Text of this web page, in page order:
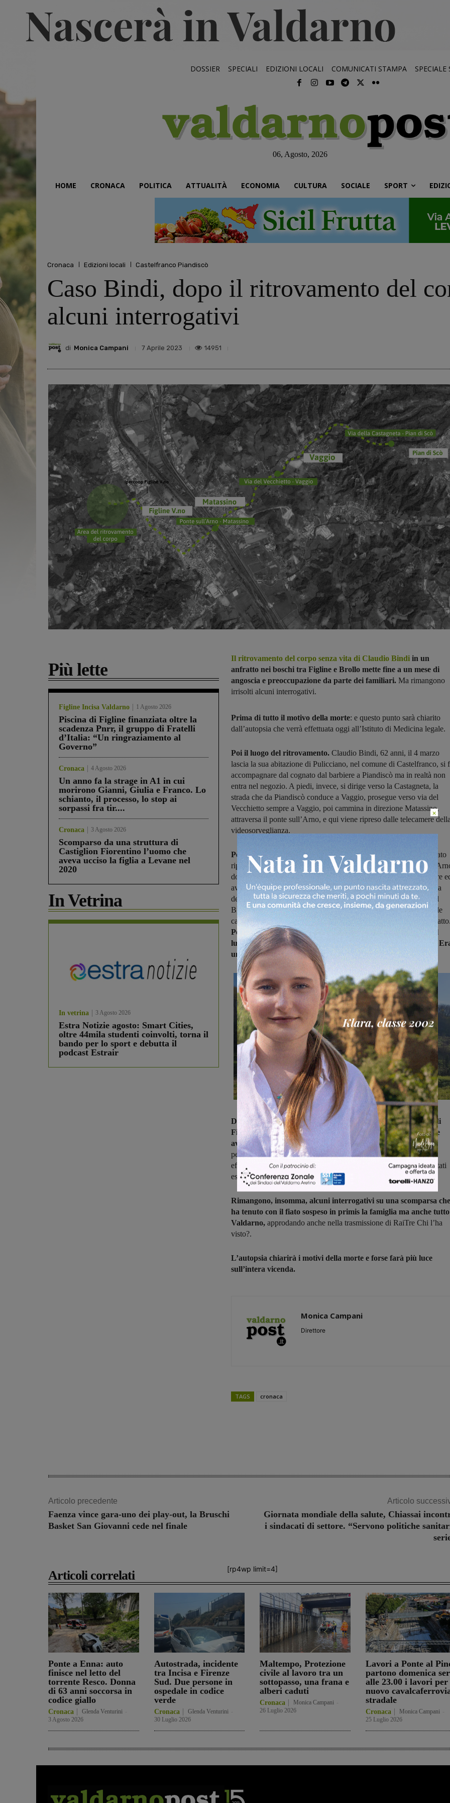
DOSSIER SPECIALI EDIZIONI LOCALI COMUNICATI STAMPA SPECIALE
06, Agosto, 2026
HOME CRONACA POLITICA ATTUALITÀ ECONOMIA CULTURA SOCIALE SPORT
Cronaca Edizioni locali Castelfranco Piandiscò
Caso Bindi, dopo il ritrovamento del
alcuni interrogativi
di Monica Campani 7 Aprile 2023 14951
Più lette
Figline Incisa Valdarno 1 Agosto 2026
Piscina di Figline finanziata oltre la
scadenza Pnrr, il gruppo di Fratelli
d’Italia: “Un ringraziamento al
Governo”
Cronaca 4 Agosto 2026
Un anno fa la strage in A1 in cui
morirono Gianni, Giulia e Franco. Lo
schianto, il processo, lo stop ai
sorpassi fra tir....
Cronaca 3 Agosto 2026
Scomparso da una struttura di
Castiglion Fiorentino l’uomo che
aveva ucciso la figlia a Levane nel
2020
In Vetrina
In vetrina 3 Agosto 2026
Estra Notizie agosto: Smart Cities,
oltre 44mila studenti coinvolti, torna il
bando per lo sport e debutta il
podcast Estrair
Il ritrovamento del corpo senza vita di Claudio Bindi in un
anfratto nei boschi tra Figline e Brollo mette fine a un mese di
angoscia e preoccupazione da parte dei familiari. Ma rimangono
irrisolti alcuni interrogativi.
Prima di tutto il motivo della morte: e questo punto sarà chiarito
dall’autopsia che verrà effettuata oggi all’Istituto di Medicina legale.
Poi il luogo del ritrovamento. Claudio Bindi, 62 anni, il 4 marzo
lascia la sua abitazione di Pulicciano, nel comune di Castelfranco, si
accompagnare dal cognato dal barbiere a Piandiscò ma in realtà non
entra nel negozio. A piedi, invece, si dirige verso la Castagneta, la
strada che da Piandiscò conduce a Vaggio, prosegue verso via del
Vecchietto sempre a Vaggio, poi cammina in direzione Matassino,
attraversa il ponte sull’Arno, e qui viene ripreso dalle telecamere
videosorveglianza.
Per raggiungere Figline ha tre opzioni: la SR69, ma sarebbe stato
ripreso da altre telecamere e non risulta, la variantina, e gli argini
dove però, il sabato soprattutto, ci sono tante persone a passeggiare
avrebbero potuto vederlo. Di sicuro passa dalla rotatoria all’altezza
della Coop e continua a camminare verso la strada che conduce al
Brollo e a Poggio alla Croce. Si ferma molto prima all’altezza delle
casse di espansione, si dirige verso il bosco e si sistema in un
Perchè? Perchè avrebbe raggiunto si sarebbe fermato in quel
luogo che si trova dalla parte opposta dalla quale proveniva?
una zona che conosceva?
Dove è stato ritrovato il corpo i carabinieri della compagnia di
Figline non trovano documenti o la carta di credito che invece
avrebbe avuto con sé. Le condizioni del corpo non ne hanno
permesso il riconoscimento per questo i familiari hanno dovuto
effettuare il triste rito del riconoscimento degli abiti che sono risultati
essere quelli che indossava al momento della scomparsa.
Rimangono, insomma, alcuni interrogativi su una scomparsa che
ha tenuto con il fiato sospeso in primis la famiglia ma anche
Valdarno, approdando anche nella trasmissione di RaiTre Chi l’ha
visto?.
L’autopsia chiarirà i motivi della morte e forse farà più luce
sull’intera vicenda.
Monica Campani
Direttore
TAGS cronaca
Articolo precedente
Faenza vince gara-uno dei play-out, la Bruschi
Basket San Giovanni cede nel finale
Articolo
Giornata mondiale della salute, Chiassai
i sindacati di settore. “Servono politiche
[rp4wp limit=4]
Articoli correlati
Ponte a Enna: auto
finisce nel letto del
torrente Resco. Donna
di 63 anni soccorsa in
codice giallo
Cronaca Glenda Venturini
3 Agosto 2026
Autostrada, incidente
tra Incisa e Firenze
Sud. Due persone in
ospedale in codice
verde
Cronaca Glenda Venturini
30 Luglio 2026
Maltempo, Protezione
civile al lavoro tra un
sottopasso, una frana e
alberi caduti
Cronaca Monica Campani
26 Luglio 2026
Lavori a Ponte al
partono domenica
alle 23.00 i lavori
nuovo
stradale
Cronaca Monica Campani
25 Luglio 2026
×